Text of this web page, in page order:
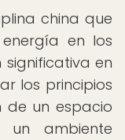
china que
en los
en
los principios
de un espacio
un ambiente